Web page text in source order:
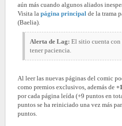
aún más cuando algunos aliados
Visita la página principal de la trama
(Baelia).
Alerta de Lag: El sitio cuenta con
tener paciencia.
Al leer las nuevas páginas del comic
como premios exclusivos, además de
por cada página leída (+9 puntos en
puntos se ha reiniciado una vez más
puntos.